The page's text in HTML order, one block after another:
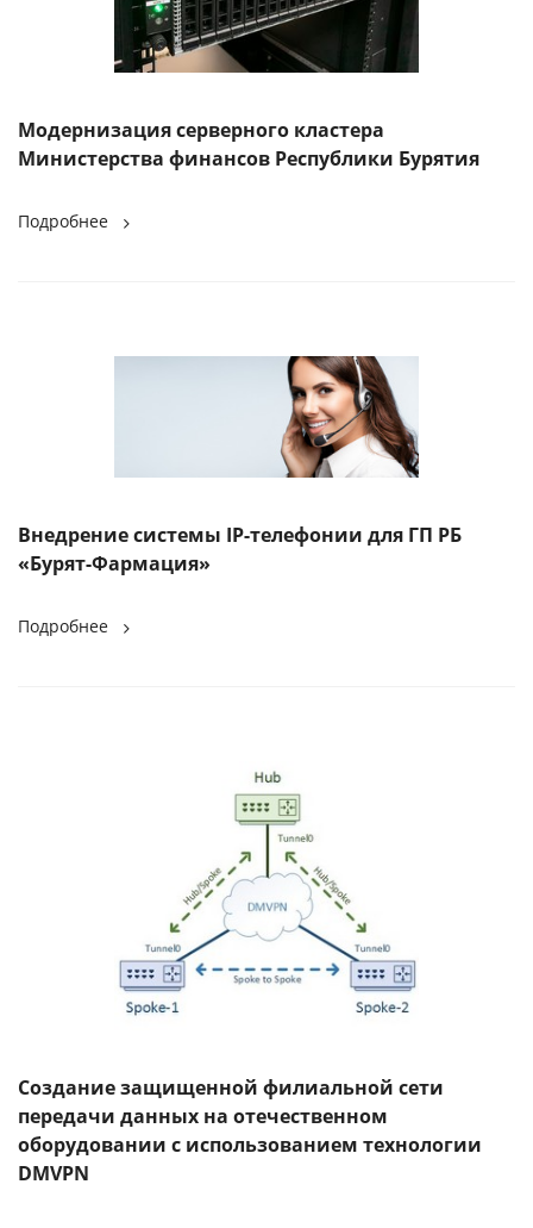
Модернизация серверного кластера
Министерства финансов Республики Бурятия
Подробнее
Внедрение системы IP-телефонии для ГП РБ
«Бурят-Фармация»
Подробнее
Создание защищенной филиальной сети
передачи данных на отечественном
оборудовании с использованием технологии
DMVPN